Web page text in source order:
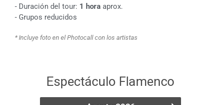
- Duración del tour: 1 hora aprox.
- Grupos reducidos
* Incluye foto en el Photocall con los artistas